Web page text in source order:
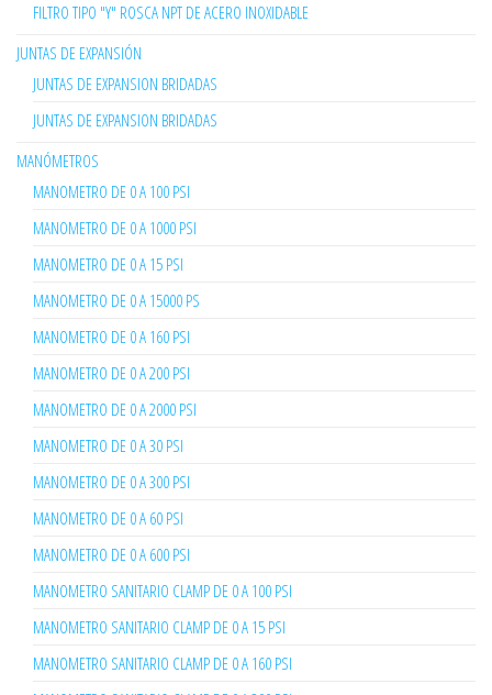
FILTRO TIPO "Y" ROSCA NPT DE ACERO INOXIDABLE
JUNTAS DE EXPANSIÓN
JUNTAS DE EXPANSION BRIDADAS
JUNTAS DE EXPANSION BRIDADAS
MANÓMETROS
MANOMETRO DE 0 A 100 PSI
MANOMETRO DE 0 A 1000 PSI
MANOMETRO DE 0 A 15 PSI
MANOMETRO DE 0 A 15000 PS
MANOMETRO DE 0 A 160 PSI
MANOMETRO DE 0 A 200 PSI
MANOMETRO DE 0 A 2000 PSI
MANOMETRO DE 0 A 30 PSI
MANOMETRO DE 0 A 300 PSI
MANOMETRO DE 0 A 60 PSI
MANOMETRO DE 0 A 600 PSI
MANOMETRO SANITARIO CLAMP DE 0 A 100 PSI
MANOMETRO SANITARIO CLAMP DE 0 A 15 PSI
MANOMETRO SANITARIO CLAMP DE 0 A 160 PSI